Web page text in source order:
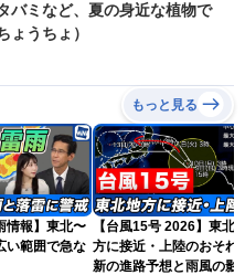
バミなど、夏の身近な植物で
ょうちょ）
もっと見る
情報】東北〜
い範囲で急な
【台風15号 2026】東北
方に接近・上陸のおそれ
新の進路予想と雨風の影